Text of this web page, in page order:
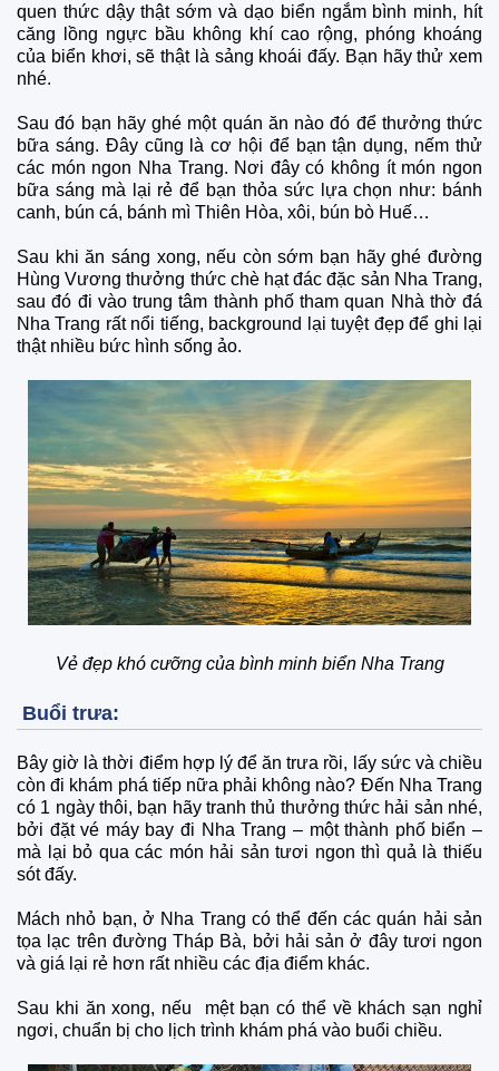
quen thức dậy thật sớm và dạo biển ngắm bình minh, hít
căng lồng ngực bầu không khí cao rộng, phóng khoáng
của biển khơi, sẽ thật là sảng khoái đấy. Bạn hãy thử xem
nhé.
Sau đó bạn hãy ghé một quán ăn nào đó để thưởng thức
bữa sáng. Đây cũng là cơ hội để bạn tận dụng, nếm thử
các món ngon Nha Trang. Nơi đây có không ít món ngon
bữa sáng mà lại rẻ để bạn thỏa sức lựa chọn như: bánh
canh, bún cá, bánh mì Thiên Hòa, xôi, bún bò Huế…
Sau khi ăn sáng xong, nếu còn sớm bạn hãy ghé đường
Hùng Vương thưởng thức chè hạt đác đặc sản Nha Trang,
sau đó đi vào trung tâm thành phố tham quan Nhà thờ đá
Nha Trang rất nổi tiếng, background lại tuyệt đẹp để ghi lại
thật nhiều bức hình sống ảo.
Vẻ đẹp khó cưỡng của bình minh biển Nha Trang
Buổi trưa:
Bây giờ là thời điểm hợp lý để ăn trưa rồi, lấy sức và chiều
còn đi khám phá tiếp nữa phải không nào? Đến Nha Trang
có 1 ngày thôi, bạn hãy tranh thủ thưởng thức hải sản nhé,
bởi đặt vé máy bay đi Nha Trang – một thành phố biển –
mà lại bỏ qua các món hải sản tươi ngon thì quả là thiếu
sót đấy.
Mách nhỏ bạn, ở Nha Trang có thể đến các quán hải sản
tọa lạc trên đường Tháp Bà, bởi hải sản ở đây tươi ngon
và giá lại rẻ hơn rất nhiều các địa điểm khác.
Sau khi ăn xong, nếu mệt bạn có thể về khách sạn nghỉ
ngơi, chuẩn bị cho lịch trình khám phá vào buổi chiều.